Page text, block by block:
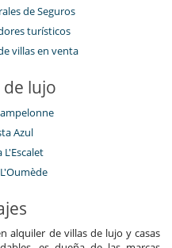
de Seguros
turísticos
villas en venta
de lujo
Azul
alquiler de villas de lujo y casas